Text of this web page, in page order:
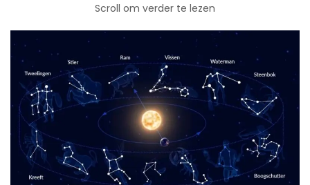
Scroll om verder te lezen